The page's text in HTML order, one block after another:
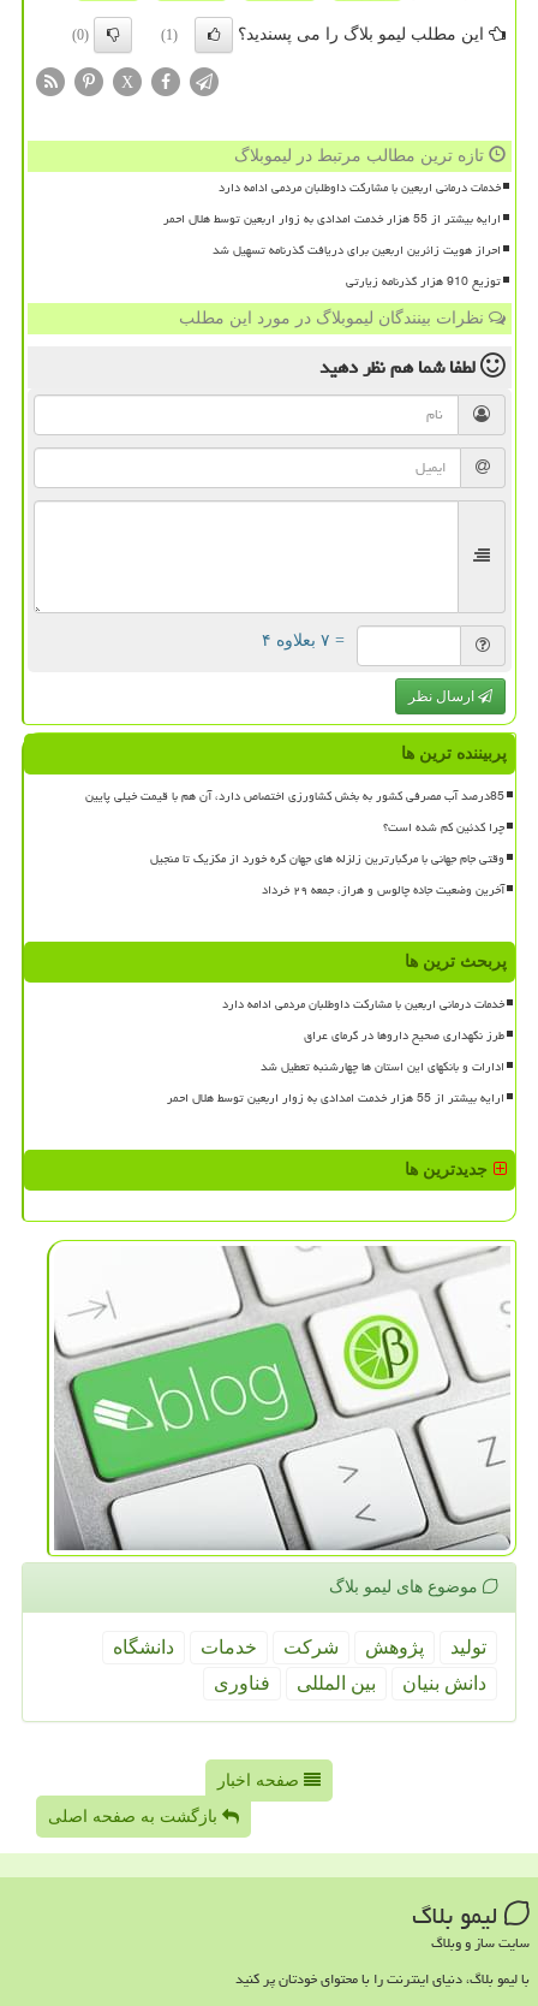
این مطلب لیمو بلاگ را می پسندید؟ (1)
(0)
X
تازه ترین مطالب مرتبط در لیموبلاگ
خدمات درمانی اربعین با مشارکت داوطلبان مردمی ادامه دارد
ارایه بیشتر از 55 هزار خدمت امدادی به زوار اربعین توسط هلال احمر
احراز هویت زائرین اربعین برای دریافت گذرنامه تسهیل شد
توزیع 910 هزار گذرنامه زیارتی
نظرات بینندگان لیموبلاگ در مورد این مطلب
لطفا شما همنظر دهید
= ۷ بعلاوه ۴
ارسال نظر
پربیننده ترین ها
85درصد آب مصرفی کشور به بخش کشاورزی اختصاص دارد، آن هم با قیمت خیلی پایین
چرا کدئین کم شده است؟
وقتی جام جهانی با مرگبارترین زلزله های جهان گره خورد از مکزیک تا منجیل
آخرین وضعیت جاده چالوس و هراز، جمعه ۲۹ خرداد
پربحث ترین ها
خدمات درمانی اربعین با مشارکت داوطلبان مردمی ادامه دارد
طرز نگهداری صحیح داروها در گرمای عراق
ادارات و بانکهای این استان ها چهارشنبه تعطیل شد
ارایه بیشتر از 55 هزار خدمت امدادی به زوار اربعین توسط هلال احمر
جدیدترین ها
موضوع های لیمو بلاگ
تولید پژوهش شركت خدمات
دانشگاه
دانش بنیان
بین المللی فناوری
صفحه اخبار
بازگشت به صفحه اصلی
لیمو بلاگ
سایت ساز و وبلاگ
با لیمو بلاگ، دنیای اینترنت را با محتوای خودتان پر کنید